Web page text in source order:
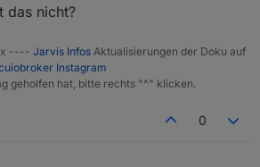
das nicht?
---- Jarvis Infos Aktualisierungen der Doku auf
Instagram
geholfen hat, bitte rechts "^" klicken.
0